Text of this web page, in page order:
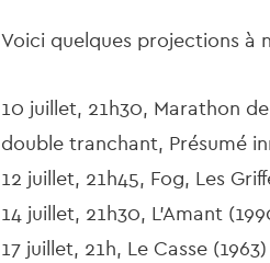
Voici quelques projections à
10 juillet, 21h30, Marathon
double tranchant, Présumé
12 juillet, 21h45, Fog, Les
14 juillet, 21h30, L’Amant
17 juillet, 21h, Le Casse